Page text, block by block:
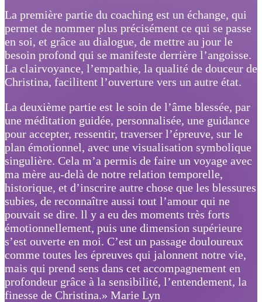
La première partie du coaching est un échange, qui
permet de nommer plus précisément ce qui se passe
en soi, et grâce au dialogue, de mettre au jour le
besoin profond qui se manifeste derrière l’angoisse.
La clairvoyance, l’empathie, la qualité de douceur de
Christina, facilitent l’ouverture vers un autre état.
La deuxième partie est le soin de l’âme blessée, par
une méditation guidée, personnalisée, une guidance
pour accepter, ressentir, traverser l’épreuve, sur le
plan émotionnel, avec une visualisation symbolique
singulière. Cela m’a permis de faire un voyage avec
ma mère au-delà de notre relation temporelle,
historique, et d’inscrire autre chose que les blessures
subies, de reconnaître aussi tout l’amour qui ne
pouvait se dire. ll y a eu des moments très forts
émotionnellement, puis une dimension supérieure
s’est ouverte en moi. C’est un passage douloureux
comme toutes les épreuves qui jalonnent notre vie,
mais qui prend sens dans cet accompagnement en
profondeur grâce à la sensibilité, l’entendement, la
finesse de Christina.» Marie Lyn